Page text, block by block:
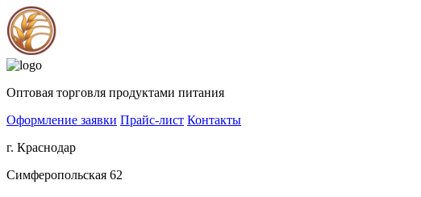
Оптовая торговля продуктами питания
Оформление заявки Прайс-лист Контакты
г. Краснодар
Симферопольская 62